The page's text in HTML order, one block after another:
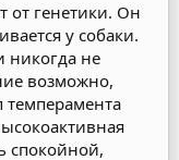
от генетики. Он
у собаки.
никогда не
возможно,
темперамента
спокойной,